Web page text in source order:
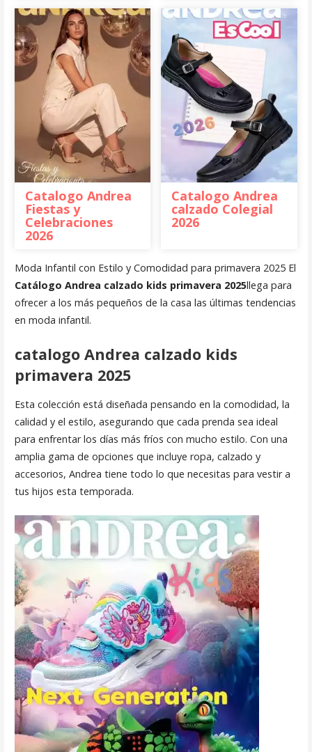
Catalogo Andrea
Fiestas y
Celebraciones
2026
Catalogo Andrea
calzado Colegial
2026
Moda Infantil con Estilo y Comodidad para primavera 2025 El
Catálogo Andrea calzado kids primavera 2025llega para
ofrecer a los más pequeños de la casa las últimas tendencias
en moda infantil.
catalogo Andrea calzado kids
primavera 2025
Esta colección está diseñada pensando en la comodidad, la
calidad y el estilo, asegurando que cada prenda sea ideal
para enfrentar los días más fríos con mucho estilo. Con una
amplia gama de opciones que incluye ropa, calzado y
accesorios, Andrea tiene todo lo que necesitas para vestir a
tus hijos esta temporada.